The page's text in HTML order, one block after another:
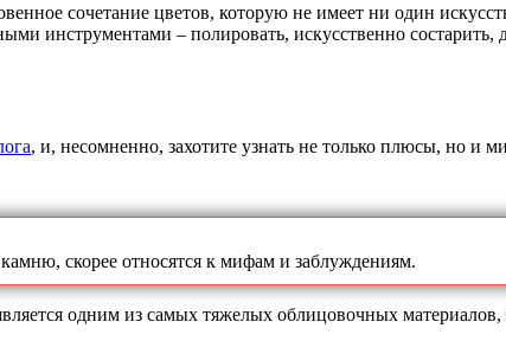
сочетание цветов, которую не имеет ни один
инструментами – полировать, искусственно состарить,
, и, несомненно, захотите узнать не только плюсы, но и
скорее относятся к мифам и заблуждениям.
одним из самых тяжелых облицовочных